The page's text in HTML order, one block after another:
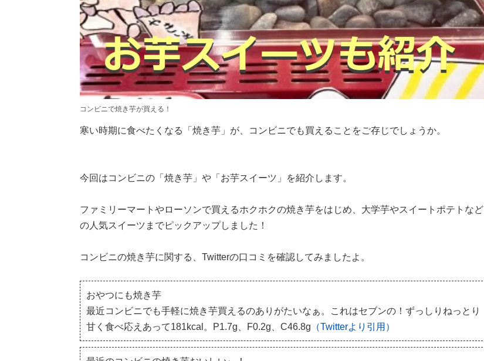
コンビニで焼き芋が買える！
寒い時期に食べたくなる「焼き芋」が、コンビニでも買えることをご存じでしょうか。
今回はコンビニの「焼き芋」や「お芋スイーツ」を紹介します。
ファミリーマートやローソンで買えるホクホクの焼き芋をはじめ、大学芋やスイートポテトなど
の人気スイーツまでピックアップしました！
コンビニの焼き芋に関する、Twitterの口コミを確認してみましたよ。
おやつにも焼き芋
最近コンビニでも手軽に焼き芋買えるのありがたいなぁ。これはセブンの！ずっしりねっとり
甘く食べ応えあって181kcal。P1.7g、F0.2g、C46.8g （Twitterより引用）